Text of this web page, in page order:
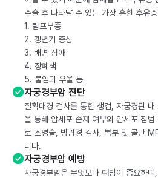
수술 후 나타날 수 있는 가장 흔한 후유
1. 림프부종
2. 갱년기 증상
3. 배변 장애
4. 장폐색
5. 불임과 우울 등
자궁경부암 진단
질확대경 검사를 통한 생검, 자궁경관
을 통해 암세포 존재 여부와 암세포 침
로 조영술, 방광경 검사, 복부 및 골반
니다.
자궁경부암 예방
자궁경부암은 무엇보다 예방이 중요하